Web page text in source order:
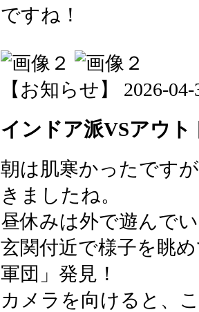
ですね！
【お知らせ】 2026-
インドア派VSアウト
朝は肌寒かったです
きましたね。
昼休みは外で遊んで
玄関付近で様子を眺
軍団」発見！
カメラを向けると、